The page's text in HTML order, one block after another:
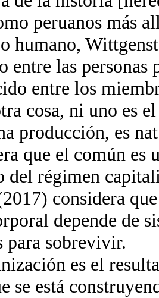
peruanos más
humano,
las
entre los
cosa, ni uno es
producción, es
que el común es
del régimen
considera
depende de
para sobrevivir.
es el
se está